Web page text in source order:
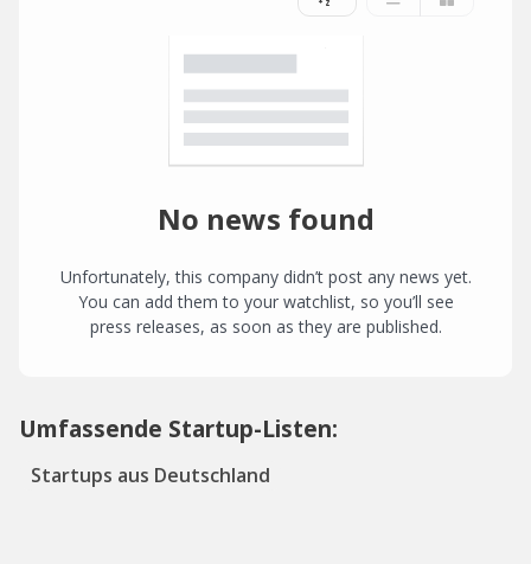
No news found
Unfortunately, this company didn’t post any news yet.
You can add them to your watchlist, so you’ll see
press releases, as soon as they are published.
Umfassende Startup-Listen:
Startups aus Deutschland